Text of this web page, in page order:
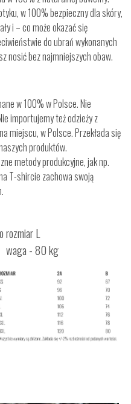
w 100% bezpieczny dla skóry,
i – co może okazać się
do ubrań wykonanych
nosić bez najmniejszych obaw.
w 100% w Polsce. Nie
importujemy też odzieży z
miejscu, w Polsce. Przekłada się
produktów.
metody produkcyjne, jak np.
T-shircie zachowa swoją
rozmiar L
waga - 80 kg